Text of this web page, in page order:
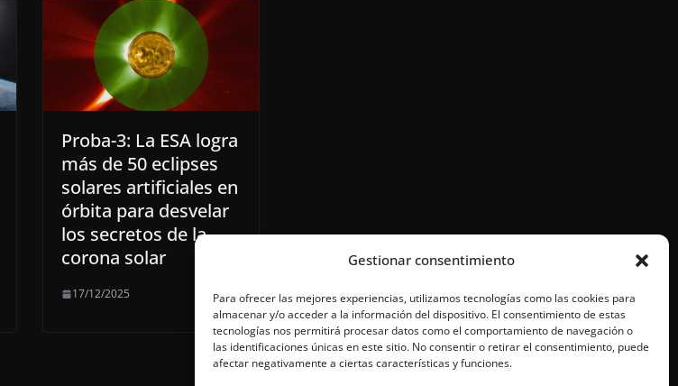
Gestionar consentimiento
Para ofrecer las mejores experiencias, utilizamos tecnologías como las cookies para
almacenar y/o acceder a la información del dispositivo. El consentimiento de estas
tecnologías nos permitirá procesar datos como el comportamiento de navegación o
las identificaciones únicas en este sitio. No consentir o retirar el consentimiento, puede
afectar negativamente a ciertas características y funciones.
Proba-3: La ESA logra
más de 50 eclipses
solares artificiales en
órbita para desvelar
los secretos de la
corona solar
17/12/2025